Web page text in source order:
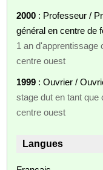
2000 : Professeur /
général en centre de
1 an d'apprentissage
centre ouest
1999 : Ouvrier /
stage dut en tant
centre ouest
Langues